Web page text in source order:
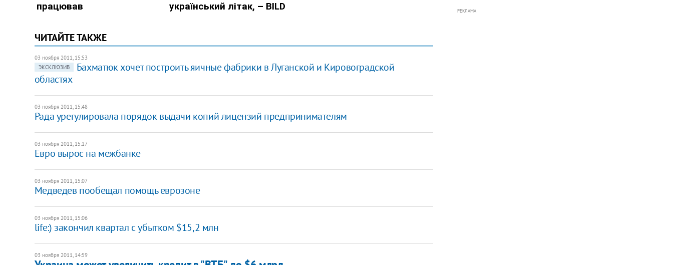
ЧИТАЙТЕ ТАКЖЕ
03 ноября 2011, 15:53
ЭКСКЛЮЗИВ
Бахматюк хочет построить яичные фабрики в Луганской и Кировоградской
областях
03 ноября 2011, 15:48
Рада урегулировала порядок выдачи копий лицензий предпринимателям
03 ноября 2011, 15:17
Евро вырос на межбанке
03 ноября 2011, 15:07
Медведев пообещал помощь еврозоне
03 ноября 2011, 15:06
​life:) закончил квартал с убытком $15,2 млн
03 ноября 2011, 14:59
РЕКЛАМА